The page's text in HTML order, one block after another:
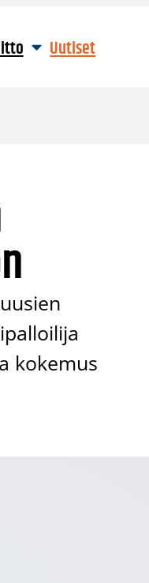
Uutiset
kokemus